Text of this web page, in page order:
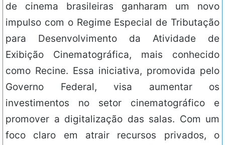
de cinema brasileiras ganharam um novo
impulso com o Regime Especial de Tributação
para Desenvolvimento da Atividade de
Exibição Cinematográfica, mais conhecido
como Recine. Essa iniciativa, promovida pelo
Governo Federal, visa aumentar os
investimentos no setor cinematográfico e
promover a digitalização das salas. Com um
foco claro em atrair recursos privados, o